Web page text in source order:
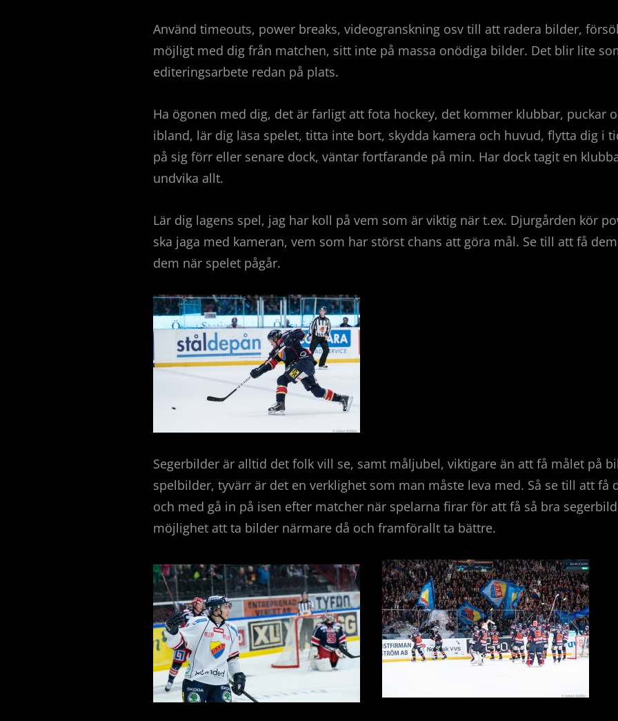
Använd timeouts, power breaks, videogranskning osv till att radera bilder,
möjligt med dig från matchen, sitt inte på massa onödiga bilder. Det blir lite
editeringsarbete redan på plats.
Ha ögonen med dig, det är farligt att fota hockey, det kommer klubbar, puckar
ibland, lär dig läsa spelet, titta inte bort, skydda kamera och huvud, flytta dig i
på sig förr eller senare dock, väntar fortfarande på min. Har dock tagit en
undvika allt.
Lär dig lagens spel, jag har koll på vem som är viktig när t.ex. Djurgården kör
ska jaga med kameran, vem som har störst chans att göra mål. Se till att få
dem när spelet pågår.
Segerbilder är alltid det folk vill se, samt måljubel, viktigare än att få målet på
spelbilder, tyvärr är det en verklighet som man måste leva med. Så se till att få
och med gå in på isen efter matcher när spelarna firar för att få så bra
möjlighet att ta bilder närmare då och framförallt ta bättre.